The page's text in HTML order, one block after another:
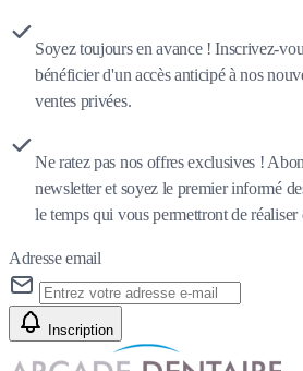
Soyez toujours en avance ! Inscrivez-
bénéficier d'un accès anticipé à nos
ventes privées.
Ne ratez pas nos offres exclusives !
newsletter et soyez le premier informé
le temps qui vous permettront de réaliser
Adresse email
Inscription